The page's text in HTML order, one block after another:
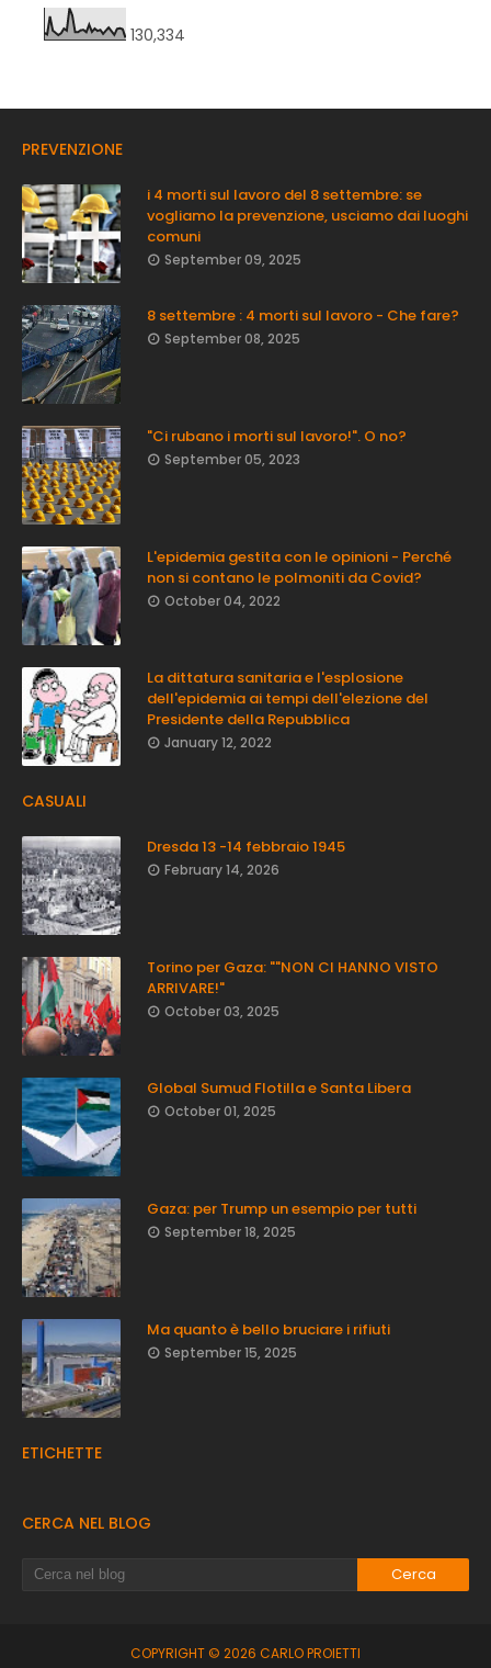
130,334
PREVENZIONE
i 4 morti sul lavoro del 8 settembre: se
vogliamo la prevenzione, usciamo dai luoghi
comuni
September 09, 2025
8 settembre : 4 morti sul lavoro - Che fare?
September 08, 2025
"Ci rubano i morti sul lavoro!". O no?
September 05, 2023
L'epidemia gestita con le opinioni - Perché
non si contano le polmoniti da Covid?
October 04, 2022
La dittatura sanitaria e l'esplosione
dell'epidemia ai tempi dell'elezione del
Presidente della Repubblica
January 12, 2022
CASUALI
Dresda 13 -14 febbraio 1945
February 14, 2026
Torino per Gaza: ""NON CI HANNO VISTO
ARRIVARE!"
October 03, 2025
Global Sumud Flotilla e Santa Libera
October 01, 2025
Gaza: per Trump un esempio per tutti
September 18, 2025
Ma quanto è bello bruciare i rifiuti
September 15, 2025
ETICHETTE
CERCA NEL BLOG
COPYRIGHT © 2026 CARLO PROIETTI